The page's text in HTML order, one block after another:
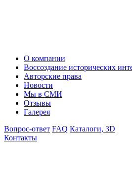
О компании
Воссоздание исторических
Авторские права
Новости
Мы в СМИ
Отзывы
Галерея
Вопрос-ответ FAQ Каталоги, 3D
Контакты